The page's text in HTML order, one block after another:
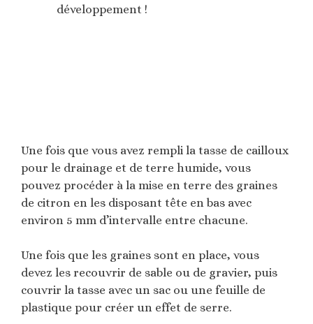
développement !
Une fois que vous avez rempli la tasse de cailloux
pour le drainage et de terre humide, vous
pouvez procéder à la mise en terre des graines
de citron en les disposant tête en bas avec
environ 5 mm d’intervalle entre chacune.
Une fois que les graines sont en place, vous
devez les recouvrir de sable ou de gravier, puis
couvrir la tasse avec un sac ou une feuille de
plastique pour créer un effet de serre.